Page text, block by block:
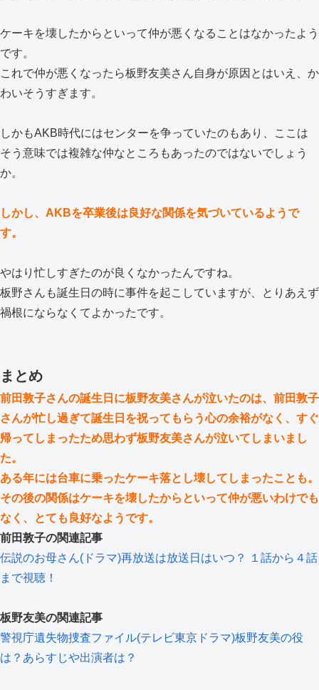
ケーキを壊したからといって仲が悪くなることはなかったよう
です。
これで仲が悪くなったら板野友美さん自身が原因とはいえ、か
わいそうすぎます。
しかもAKB時代にはセンターを争っていたのもあり、ここは
そう意味では複雑な仲なところもあったのではないでしょう
か。
しかし、AKBを卒業後は良好な関係を気づいているようで
す。
やはり忙しすぎたのが良くなかったんですね。
板野さんも誕生日の時に事件を起こしていますが、とりあえず
禍根にならなくてよかったです。
まとめ
前田敦子さんの誕生日に板野友美さんが泣いたのは、前田敦子
さんが忙し過ぎて誕生日を祝ってもらう心の余裕がなく、すぐ
帰ってしまったため思わず板野友美さんが泣いてしまいまし
た。
ある年には台車に乗ったケーキ落とし壊してしまったことも。
その後の関係はケーキを壊したからといって仲が悪いわけでも
なく、とても良好なようです。
前田敦子の関連記事
伝説のお母さん(ドラマ)再放送は放送日はいつ？ １話から４話
まで視聴！
板野友美の関連記事
警視庁遺失物捜査ファイル(テレビ東京ドラマ)板野友美の役
は？あらすじや出演者は？